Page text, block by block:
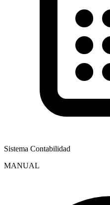
Sistema Contabilidad
MANUAL